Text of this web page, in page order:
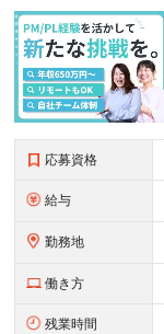
応募資格
給与
勤務地
働き方
残業時間